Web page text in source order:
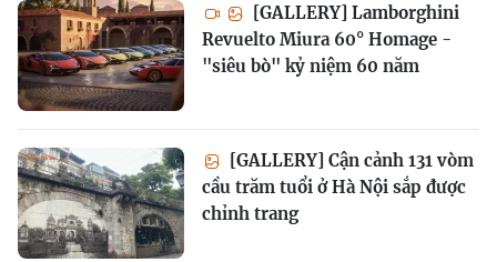
[GALLERY] Lamborghini
Revuelto Miura 60° Homage -
"siêu bò" kỷ niệm 60 năm
[GALLERY] Cận cảnh 131 vòm
cầu trăm tuổi ở Hà Nội sắp được
chỉnh trang